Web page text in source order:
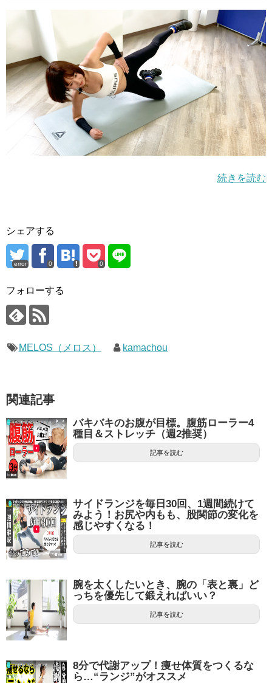
続きを読む
シェアする
error 0 0
フォローする
MELOS（メロス） kamachou
関連記事
バキバキのお腹が目標。腹筋ローラー4
種目＆ストレッチ（週2推奨）
記事を読む
サイドランジを毎日30回、1週間続けて
みよう！お尻や内もも、股関節の変化を
感じやすくなる！
記事を読む
腕を太くしたいとき、腕の「表と裏」ど
っちを優先して鍛えればいい？
記事を読む
8分で代謝アップ！痩せ体質をつくるな
ら…“ランジ”がオススメ